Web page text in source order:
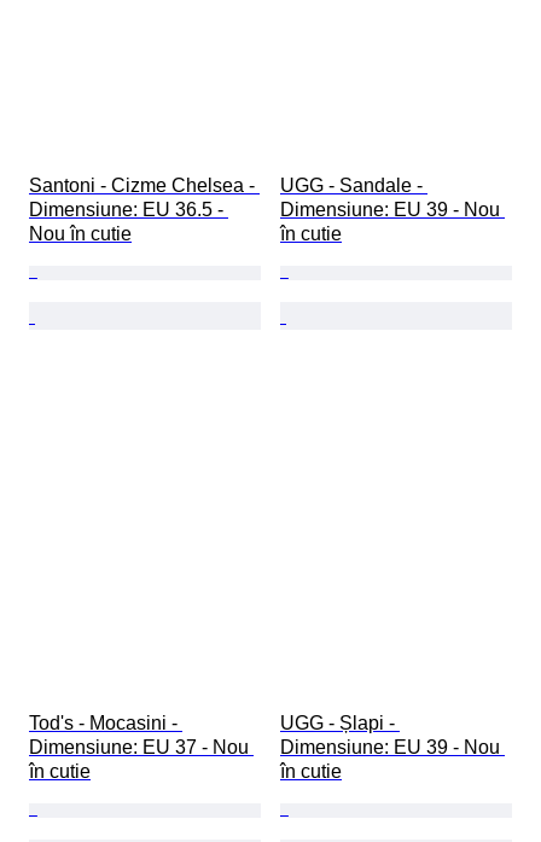
Santoni - Cizme Chelsea -
Dimensiune: EU 36.5 -
Nou în cutie
UGG - Sandale -
Dimensiune: EU 39 - Nou
în cutie
Tod's - Mocasini -
Dimensiune: EU 37 - Nou
în cutie
UGG - Șlapi -
Dimensiune: EU 39 - Nou
în cutie